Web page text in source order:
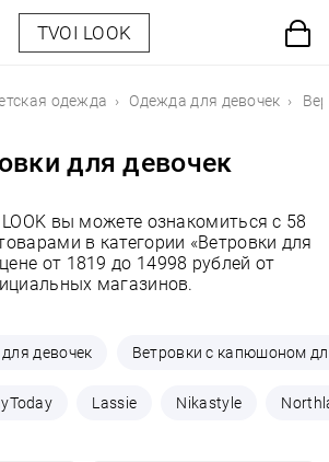
TVOI LOOK
одежда Одежда для девочек
для девочек
вы можете ознакомиться с 58
в категории «Ветровки для
от 1819 до 14998 рублей от
магазинов.
девочек Ветровки с капюшоном
Lassie Nikastyle